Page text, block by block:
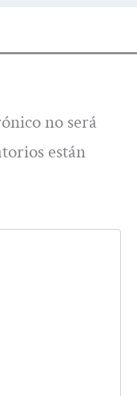
no será
están